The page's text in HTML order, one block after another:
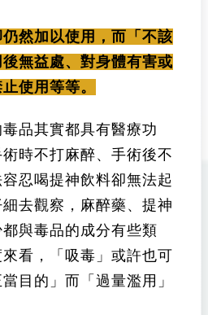
然加以使用，而「不該
無益處、對身體有害或
使用等等。
品其實都具有醫療功
時不打麻醉、手術後不
忍喝提神飲料卻無法起
去觀察，麻醉藥、提神
與毒品的成分有些類
看，「吸毒」或許也可
目的」而「過量濫用」